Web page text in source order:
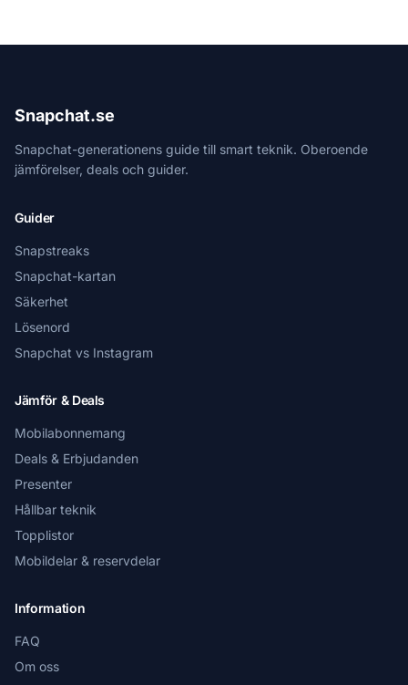
Snapchat.se
Snapchat-generationens guide till smart teknik. Oberoende
jämförelser, deals och guider.
Guider
Snapstreaks
Snapchat-kartan
Säkerhet
Lösenord
Snapchat vs Instagram
Jämför & Deals
Mobilabonnemang
Deals & Erbjudanden
Presenter
Hållbar teknik
Topplistor
Mobildelar & reservdelar
Information
FAQ
Om oss